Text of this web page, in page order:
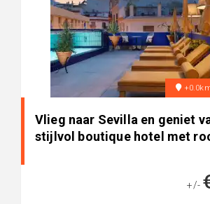
Vlieg naar Sevilla en geniet
stijlvol boutique hotel met
+/-